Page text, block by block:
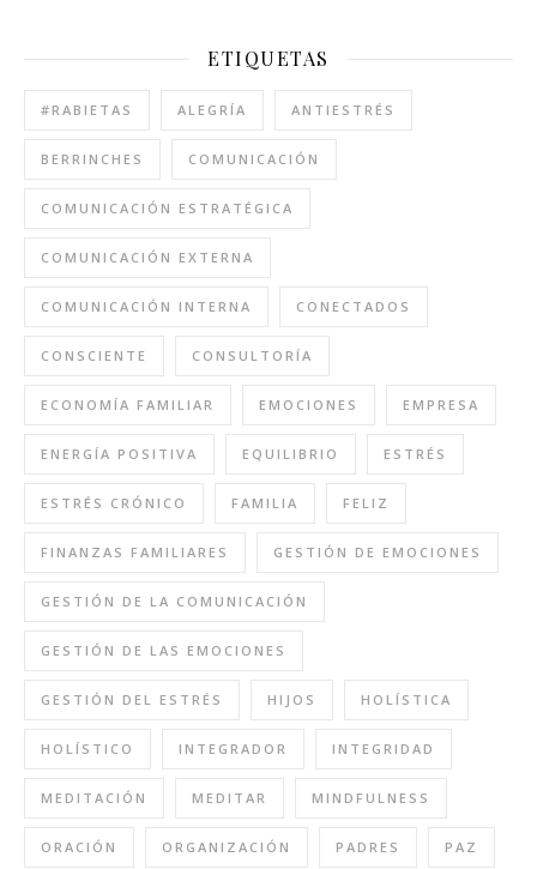
ETIQUETAS
#RABIETAS ALEGRÍA ANTIESTRÉS
BERRINCHES COMUNICACIÓN
COMUNICACIÓN ESTRATÉGICA
COMUNICACIÓN EXTERNA
COMUNICACIÓN INTERNA CONECTADOS
CONSCIENTE CONSULTORÍA
ECONOMÍA FAMILIAR EMOCIONES EMPRESA
ENERGÍA POSITIVA EQUILIBRIO ESTRÉS
ESTRÉS CRÓNICO FAMILIA FELIZ
FINANZAS FAMILIARES GESTIÓN DE EMOCIONES
GESTIÓN DE LA COMUNICACIÓN
GESTIÓN DE LAS EMOCIONES
GESTIÓN DEL ESTRÉS HIJOS HOLÍSTICA
HOLÍSTICO INTEGRADOR INTEGRIDAD
MEDITACIÓN MEDITAR MINDFULNESS
ORACIÓN ORGANIZACIÓN PADRES PAZ